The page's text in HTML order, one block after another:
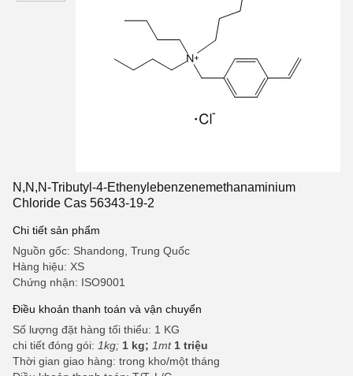
N,N,N-Tributyl-4-Ethenylebenzenemethanaminium
Chloride Cas 56343-19-2
Chi tiết sản phẩm
Nguồn gốc: Shandong, Trung Quốc
Hàng hiệu: XS
Chứng nhận: ISO9001
Điều khoản thanh toán và vận chuyển
Số lượng đặt hàng tối thiểu: 1 KG
chi tiết đóng gói: 1kg; 1 kg; 1mt 1 triệu
Thời gian giao hàng: trong kho/một tháng